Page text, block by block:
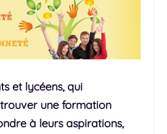
et lycéens, qui
une formation
à leurs aspirations,